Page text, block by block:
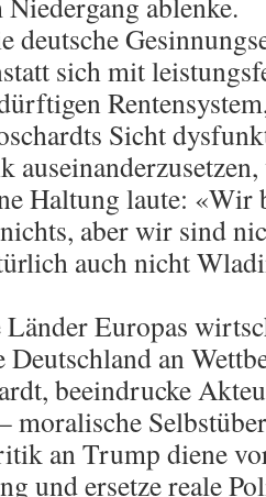
deutsche
sich mit
Sicht
Haltung laute: «Wir
aber wir sind
auch nicht
Länder Europas
Deutschland an
beeindrucke
an Trump diene
und ersetze reale